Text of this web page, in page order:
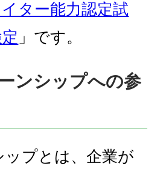
ター能力認定試
」です。
ンシップへの参
ップとは、企業が